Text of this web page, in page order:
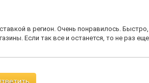
в регион. Очень понравилось. Быстро,
Если так все и останется, то не раз